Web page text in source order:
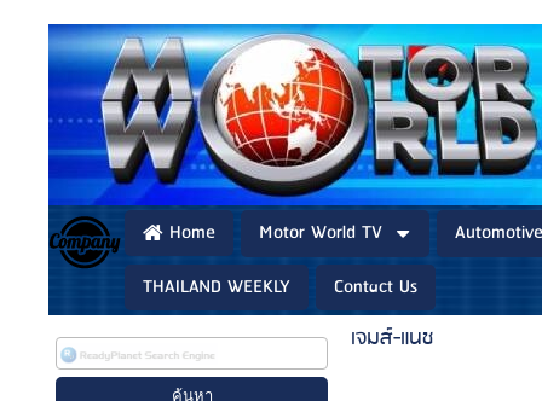
Home Motor World TV
THAILAND WEEKLY
Contact Us
เจมส์-แนช